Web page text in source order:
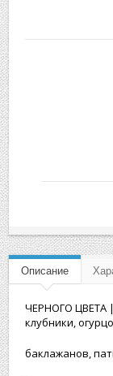
Описание
ЧЕРНОГО ЦВЕТА
клубники,
баклажанов,